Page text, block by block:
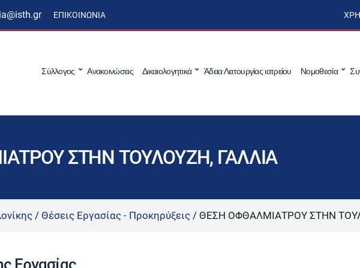
ΕΠΙΚΟΙΝΩΝΊΑ
Σύλλογος Ανακοινώσεις Δικαιολογητικά Άδεια Λειτουργίας ιατρείου Νομοθεσία
ΣΤΗΝ ΤΟΥΛΟΥΖΗ, ΓΑΛΛΙΑ
/ Θέσεις Εργασίας - Προκηρύξεις / ΘΕΣΗ ΟΦΘΑΛΜΙΑΤΡΟΥ ΣΤΗΝ
Εργασίας